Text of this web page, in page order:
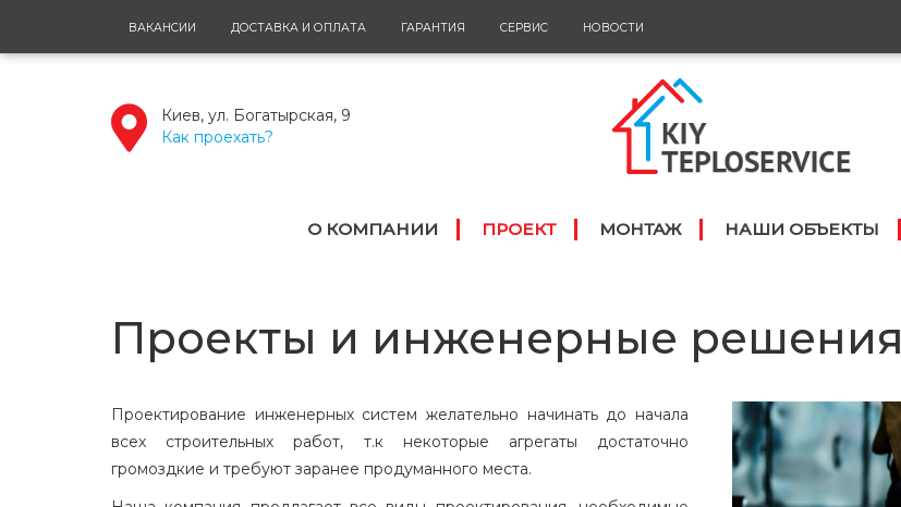
ВАКАНСИИ ДОСТАВКА И ОПЛАТА ГАРАНТИЯ СЕРВИС НОВОСТИ
Киев, ул. Богатырская, 9
Как проехать?
О КОМПАНИИ ПРОЕКТ МОНТАЖ НАШИ ОБЪЕКТЫ
Проекты и инженерные решения
Проектирование инженерных систем желательно начинать до начала
всех строительных работ, т.к некоторые агрегаты достаточно
громоздкие и требуют заранее продуманного места.